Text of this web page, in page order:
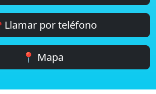
por teléfono
📍 Mapa